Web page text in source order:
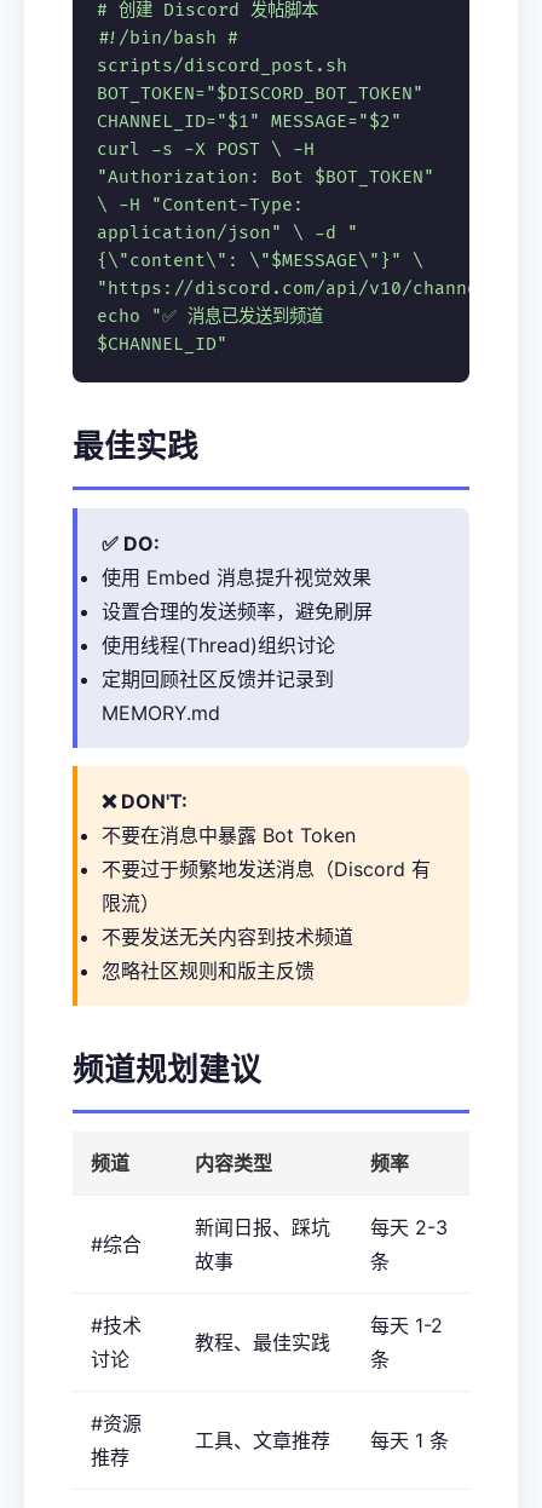
# 创建 Discord 发帖脚本
#!/bin/bash #
scripts/discord_post.sh
BOT_TOKEN="$DISCORD_BOT_TOKEN"
CHANNEL_ID="$1" MESSAGE="$2"
curl -s -X POST \ -H
"Authorization: Bot $BOT_TOKEN"
\ -H "Content-Type:
application/json" \ -d "
{\"content\": \"$MESSAGE\"}" \
"https://discord.com/api/v10/channels/
echo "✅ 消息已发送到频道
$CHANNEL_ID"
最佳实践
✅ DO:
使用 Embed 消息提升视觉效果
设置合理的发送频率，避免刷屏
使用线程(Thread)组织讨论
定期回顾社区反馈并记录到
MEMORY.md
❌ DON'T:
不要在消息中暴露 Bot Token
不要过于频繁地发送消息（Discord 有
限流）
不要发送无关内容到技术频道
忽略社区规则和版主反馈
频道规划建议
频道 内容类型 频率
#综合
新闻日报、踩坑
故事
每天 2-3
条
#技术
讨论
教程、最佳实践
每天 1-2
条
#资源
推荐
工具、文章推荐 每天 1 条